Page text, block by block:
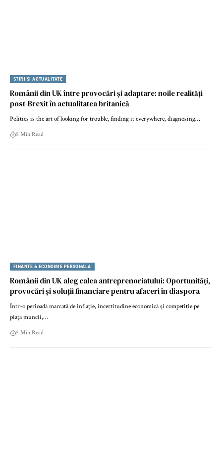
STIRI SI ACTUALITATE
Românii din UK între provocări și adaptare: noile realități
post-Brexit în actualitatea britanică
Politics is the art of looking for trouble, finding it everywhere, diagnosing…
5 Min Read
FINANTE & ECONOMIE PERSONALA
Românii din UK aleg calea antreprenoriatului: Oportunități,
provocări și soluții financiare pentru afaceri în diaspora
Într-o perioadă marcată de inflație, incertitudine economică și competiție pe
piața muncii,…
5 Min Read